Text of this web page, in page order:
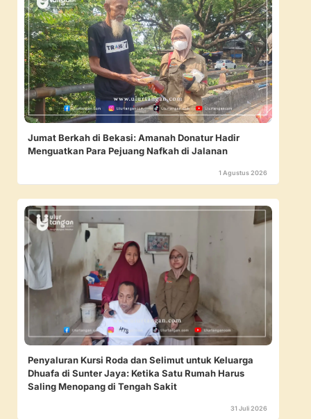
Jumat Berkah di Bekasi: Amanah Donatur Hadir
Menguatkan Para Pejuang Nafkah di Jalanan
1 Agustus 2026
Penyaluran Kursi Roda dan Selimut untuk Keluarga
Dhuafa di Sunter Jaya: Ketika Satu Rumah Harus
Saling Menopang di Tengah Sakit
31 Juli 2026